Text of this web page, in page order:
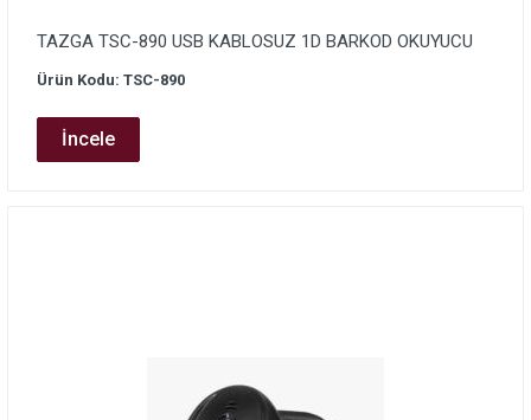
TAZGA TSC-890 USB KABLOSUZ 1D BARKOD OKUYUCU
Ürün Kodu: TSC-890
İncele